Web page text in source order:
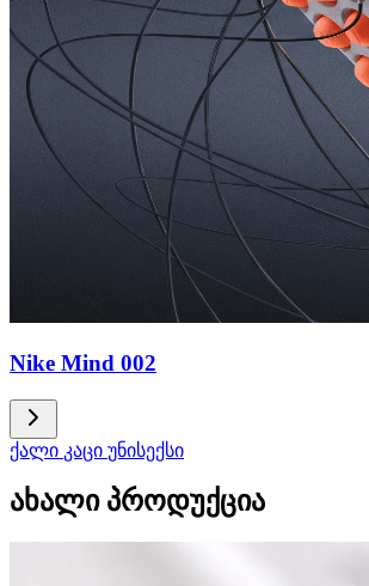
Nike Mind 002
ქალი კაცი უნისექსი
ახალი პროდუქცია